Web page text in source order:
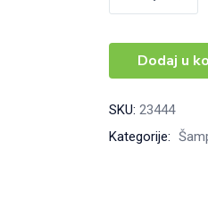
Tuning
jačanje
i
tamnjenje
Dodaj u
SKU: 23444
Kategorije: